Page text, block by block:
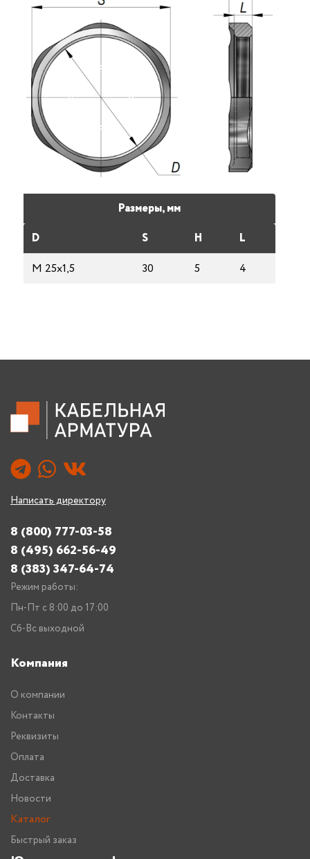
Размеры, мм
D
S H
L
M 25х1,5
30 5 4
Написать директору
8 (800) 777-03-58
8 (495) 662-56-49
8 (383) 347-64-74
Режим работы:
Пн-Пт с 8:00 до 17:00
Сб-Вс выходной
Компания
О компании
Контакты
Реквизиты
Оплата
Доставка
Новости
Каталог
Быстрый заказ